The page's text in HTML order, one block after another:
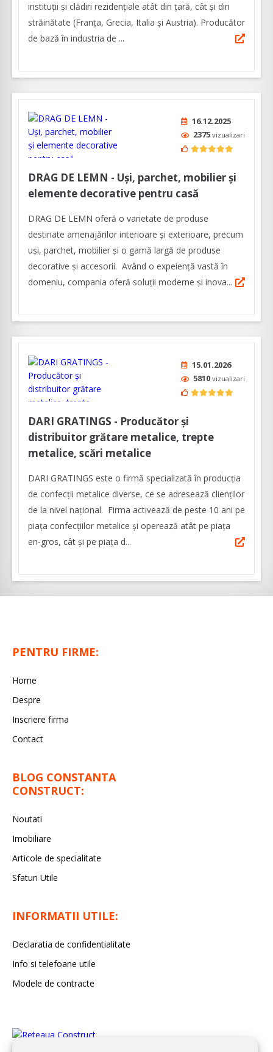
instituții și clădiri rezidențiale atât din țară, cât și din
străinătate (Franța, Grecia, Italia și Austria). Producător
de bază în industria de ...
16.12.2025
2375 vizualizari
DRAG DE LEMN - Uşi, parchet, mobilier şi
elemente decorative pentru casă
DRAG DE LEMN oferă o varietate de produse
destinate amenajărilor interioare şi exterioare, precum
uşi, parchet, mobilier şi o gamă largă de produse
decorative şi accesorii. Având o expeienţă vastă în
domeniu, compania oferă soluţii moderne şi inova...
15.01.2026
5810 vizualizari
DARI GRATINGS - Producător și
distribuitor grătare metalice, trepte
metalice, scări metalice
DARI GRATINGS este o firmă specializată în producția
de confecții metalice diverse, ce se adresează clienților
de la nivel național. Firma activează de peste 10 ani pe
piața confecțiilor metalice și operează atât pe piața
en-gros, cât și pe piața d...
PENTRU FIRME:
Home
Despre
Inscriere firma
Contact
BLOG CONSTANTA
CONSTRUCT:
Noutati
Imobiliare
Articole de specialitate
Sfaturi Utile
INFORMATII UTILE:
Declaratia de confidentialitate
Info si telefoane utile
Modele de contracte